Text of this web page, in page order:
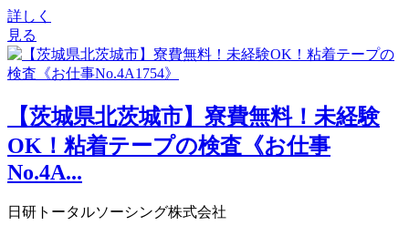
詳しく
見る
【茨城県北茨城市】寮費無料！未経験
OK！粘着テープの検査《お仕事
No.4A...
日研トータルソーシング株式会社